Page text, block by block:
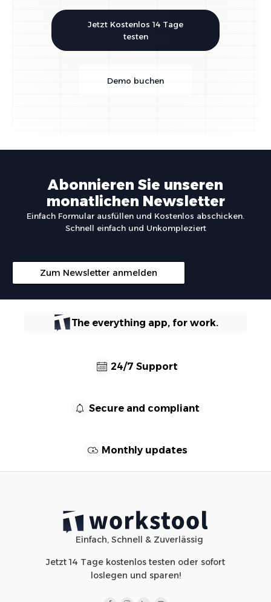
Jetzt Kostenlos 14 Tage
testen
Demo buchen
Abonnieren Sie unseren
monatlichen Newsletter
Einfach Formular ausfüllen und Kostenlos abschicken.
Schnell einfach und Unkompleziert
Zum Newsletter anmelden
The everything app, for work.
24/7 Support
Secure and compliant
Monthly updates
Einfach, Schnell & Zuverlässig
Jetzt 14 Tage kostenlos testen oder sofort
loslegen und sparen!